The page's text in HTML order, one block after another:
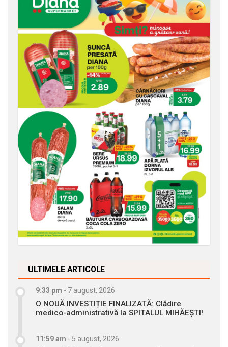
ULTIMELE ARTICOLE
9:33 pm - 7 august, 2026
O NOUĂ INVESTIȚIE FINALIZATĂ: Clădire
medico-administrativă la SPITALUL MIHĂEȘTI!
11:59 am - 5 august, 2026